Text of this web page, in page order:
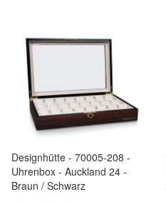
Designhütte - 70005-208 -
Uhrenbox - Auckland 24 -
Braun / Schwarz